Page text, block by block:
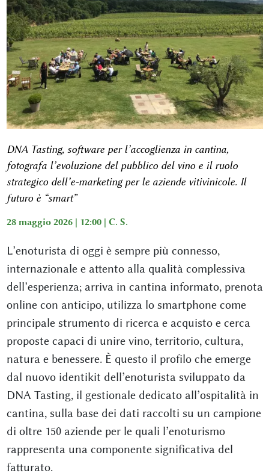
DNA Tasting, software per l’accoglienza in cantina,
fotografa l’evoluzione del pubblico del vino e il ruolo
strategico dell’e-marketing per le aziende vitivinicole. Il
futuro è “smart”
28 maggio 2026 | 12:00 | C. S.
L’enoturista di oggi è sempre più connesso,
internazionale e attento alla qualità complessiva
dell’esperienza; arriva in cantina informato, prenota
online con anticipo, utilizza lo smartphone come
principale strumento di ricerca e acquisto e cerca
proposte capaci di unire vino, territorio, cultura,
natura e benessere. È questo il profilo che emerge
dal nuovo identikit dell’enoturista sviluppato da
DNA Tasting, il gestionale dedicato all’ospitalità in
cantina, sulla base dei dati raccolti su un campione
di oltre 150 aziende per le quali l’enoturismo
rappresenta una componente significativa del
fatturato.